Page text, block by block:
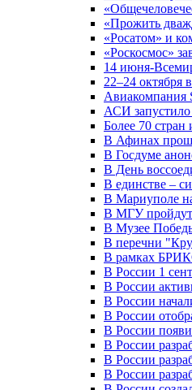
«Прожить
«Росатом» и
«Роскосмос»
14 июня-
22–24 октября
Авиакомпания
АСИ
Более 70
В Афинах
В Госдуме
В День
В единстве –
В Мариуполе
В МГУ пройдут
В Музее
В перечни
В рамках
В России 1
В России
В России
В России
В России
В России
В России
В России